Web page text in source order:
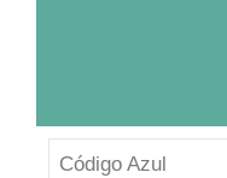
Código Azul